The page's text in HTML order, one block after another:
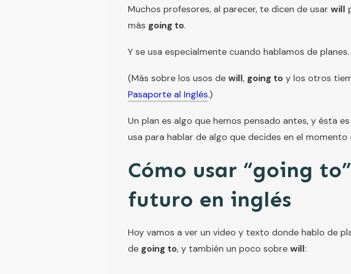
Muchos profesores, al parecer, te dicen de usar will
más going to.
Y se usa especialmente cuando hablamos de planes.
(Más sobre los usos de will, going to y los otros
Pasaporte al Inglés.)
Un plan es algo que hemos pensado antes, y ésta
usa para hablar de algo que decides en el momento
Cómo usar “going
futuro en inglés
Hoy vamos a ver un video y texto donde hablo de
de going to, y también un poco sobre will: